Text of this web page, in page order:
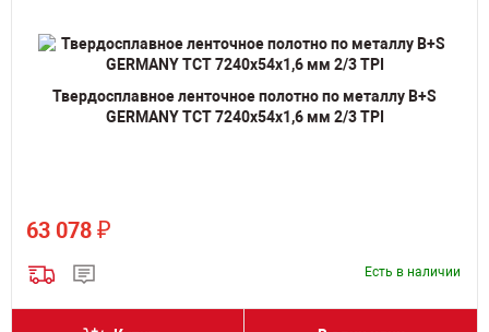
Твердосплавное ленточное полотно по металлу B+S
GERMANY TCT 7240х54х1,6 мм 2/3 TPI
63 078 ₽
Есть в наличии